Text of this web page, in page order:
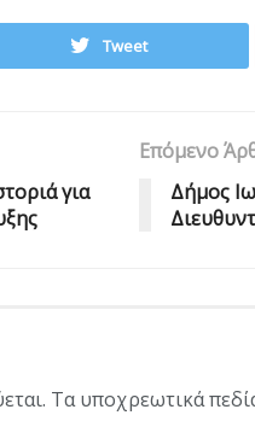
Tweet
για
Επόμενο
Δήμος
Τα υποχρεωτικά